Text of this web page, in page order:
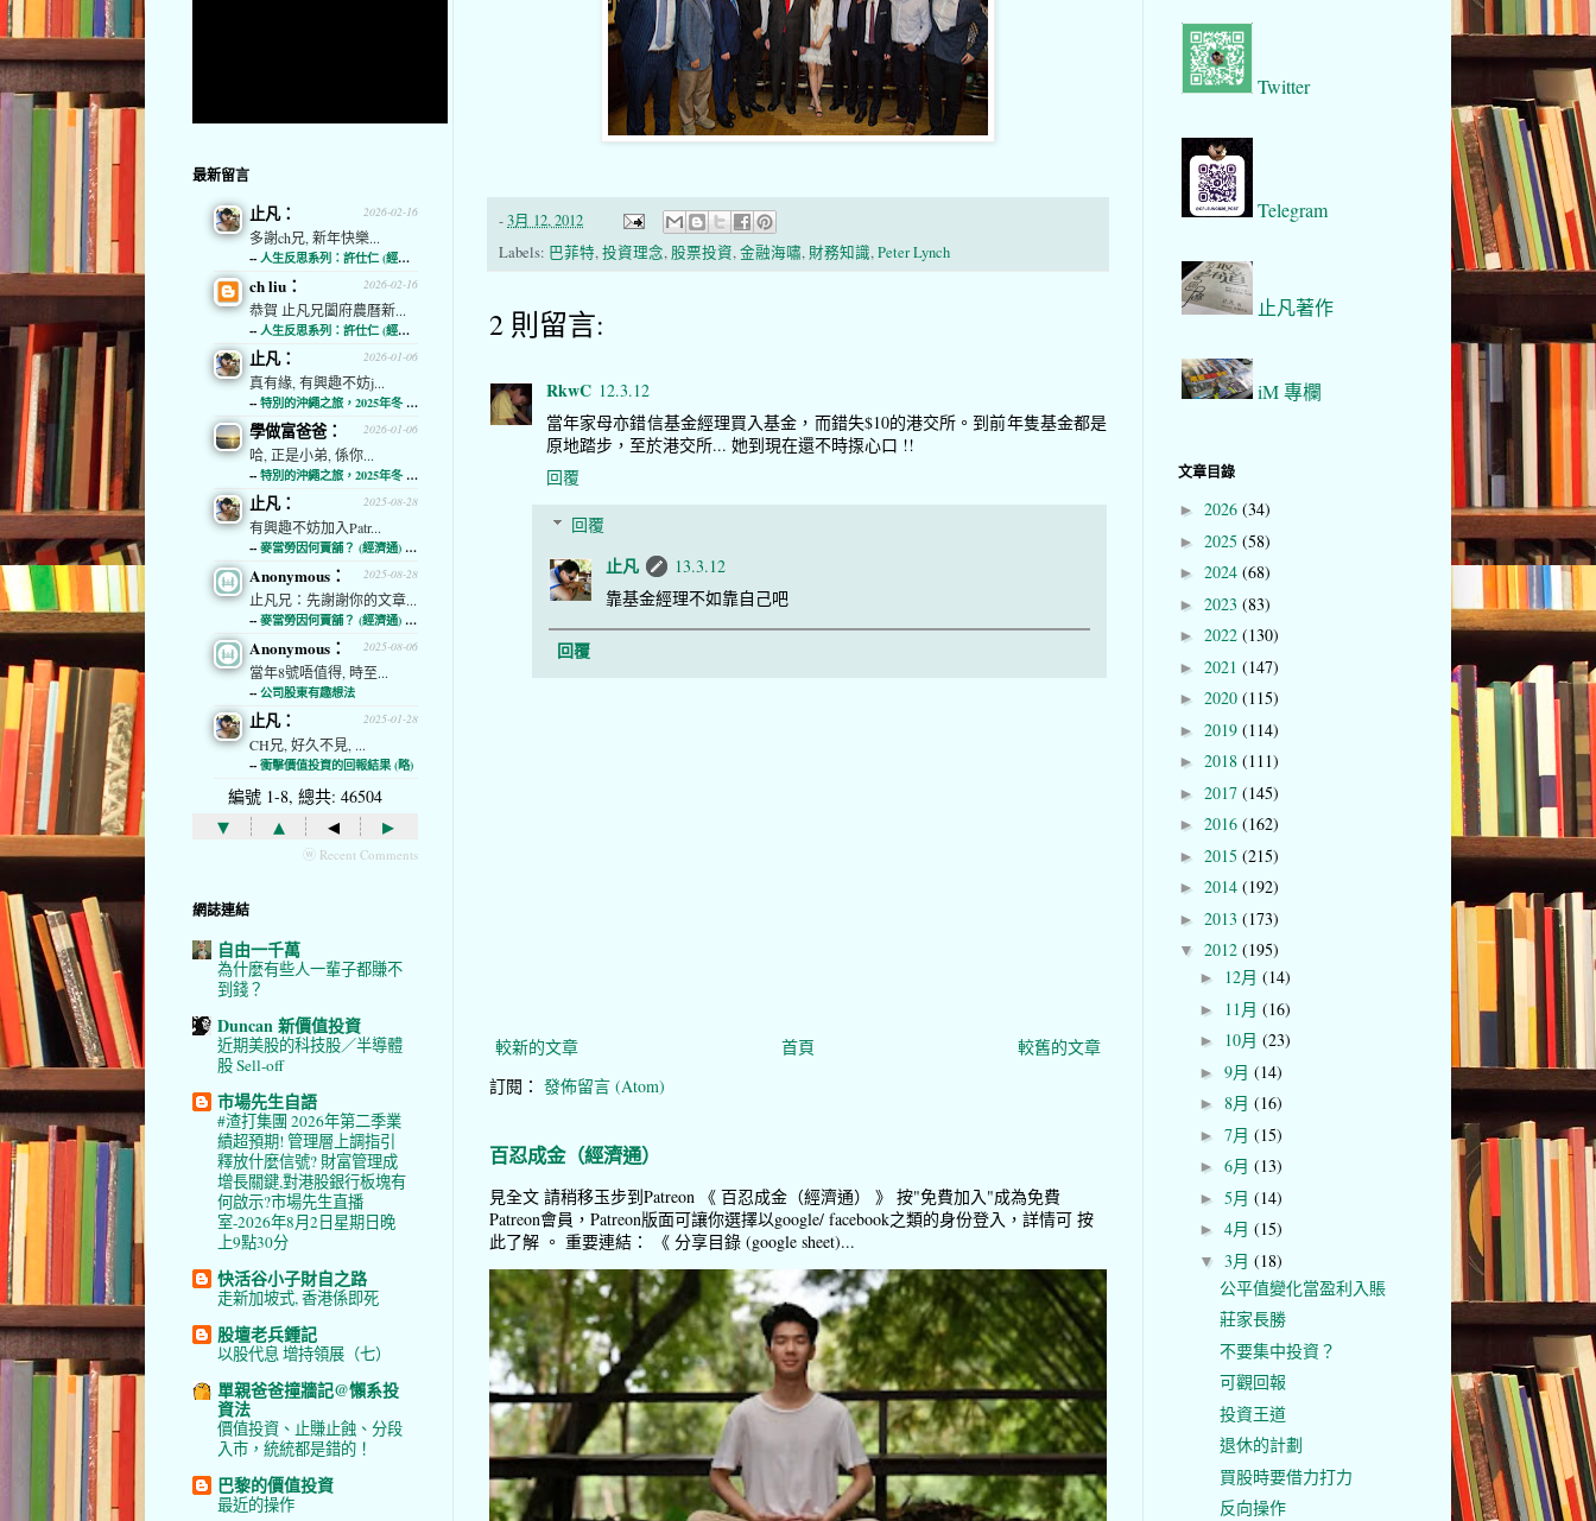
-3月 12, 2012
Labels: 巴菲特,投資理念, 股票投資,金融海嘯, 財務知識,Peter Lynch
2 則留言:
RkwC 12.3.12
當年家母亦錯信基金經理買入基金，而錯失$10的港交所。到前年隻基金都是
原地踏步，至於港交所... 她到現在還不時揼心口 !!
回覆
回覆
止凡
13.3.12
靠基金經理不如靠自己吧
回覆
較新的文章 較舊的文章
首頁
訂閱： 發佈留言 (Atom)
百忍成金（經濟通）
見全文 請稍移玉步到Patreon 《 百忍成金（經濟通） 》 按"免費加入"成為免費
Patreon會員，Patreon版面可讓你選擇以google/ facebook之類的身份登入，詳情可 按
此了解 。 重要連結： 《 分享目錄 (google sheet)...
最新留言
2026-02-16
止凡：
多謝ch兄, 新年快樂...
-- 人生反思系列：許仕仁 (經濟通)
2026-02-16
ch liu：
恭賀 止凡兄闔府農曆新...
-- 人生反思系列：許仕仁 (經濟通)
2026-01-06
止凡：
真有緣, 有興趣不妨j...
-- 特別的沖繩之旅，2025年冬 (經濟通)
2026-01-06
學做富爸爸：
哈, 正是小弟, 係你...
-- 特別的沖繩之旅，2025年冬 (經濟通)
2025-08-28
止凡：
有興趣不妨加入Patr...
-- 麥當勞因何賣舖？ (經濟通) (略)
2025-08-28
Anonymous：
止凡兄：先謝謝你的文章...
-- 麥當勞因何賣舖？ (經濟通) (略)
2025-08-06
Anonymous：
當年8號唔值得, 時至...
-- 公司股東有趣想法
2025-01-28
止凡：
CH兄, 好久不見, ...
-- 衝擊價值投資的回報結果 (略)
編號 1-8, 總共: 46504
▾ ▴ ◂ ▸
ⓦ Recent Comments
網誌連結
自由一千萬
為什麼有些人一輩子都賺不
到錢？
Duncan 新價值投資
近期美股的科技股／半導體
股 Sell-off
市場先生自語
#渣打集團 2026年第二季業
績超預期! 管理層上調指引
釋放什麼信號? 財富管理成
增長關鍵,對港股銀行板塊有
何啟示?市場先生直播
室-2026年8月2日星期日晚
上9點30分
快活谷小子財自之路
走新加坡式, 香港係即死
股壇老兵鍾記
以股代息 增持領展（七）
單親爸爸撞牆記@懶系投
資法
價值投資、止賺止蝕、分段
入市，統統都是錯的！
巴黎的價值投資
最近的操作
Twitter
Telegram
止凡著作
iM 專欄
文章目錄
► 2026 (34)
► 2025 (58)
► 2024 (68)
► 2023 (83)
► 2022 (130)
► 2021 (147)
► 2020 (115)
► 2019 (114)
► 2018 (111)
► 2017 (145)
► 2016 (162)
► 2015 (215)
► 2014 (192)
► 2013 (173)
▼ 2012 (195)
► 12月 (14)
► 11月 (16)
► 10月 (23)
► 9月 (14)
► 8月 (16)
► 7月 (15)
► 6月 (13)
► 5月 (14)
► 4月 (15)
▼ 3月 (18)
公平值變化當盈利入賬
莊家長勝
不要集中投資？
可觀回報
投資王道
退休的計劃
買股時要借力打力
反向操作